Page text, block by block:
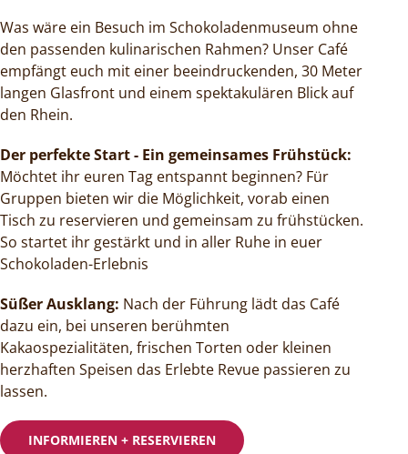
Was wäre ein Besuch im Schokoladenmuseum ohne
den passenden kulinarischen Rahmen? Unser Café
empfängt euch mit einer beeindruckenden, 30 Meter
langen Glasfront und einem spektakulären Blick auf
den Rhein.
Der perfekte Start - Ein gemeinsames Frühstück:
Möchtet ihr euren Tag entspannt beginnen? Für
Gruppen bieten wir die Möglichkeit, vorab einen
Tisch zu reservieren und gemeinsam zu frühstücken.
So startet ihr gestärkt und in aller Ruhe in euer
Schokoladen-Erlebnis
Süßer Ausklang: Nach der Führung lädt das Café
dazu ein, bei unseren berühmten
Kakaospezialitäten, frischen Torten oder kleinen
herzhaften Speisen das Erlebte Revue passieren zu
lassen.
INFORMIEREN + RESERVIEREN